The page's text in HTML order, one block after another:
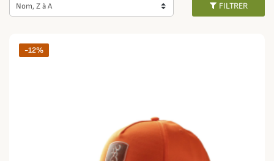
Champgrand vous propose également des
casquettes fluo camouflages
Retrouvez aussi une sélection de
Nom, Z à A FILTRER
-12%